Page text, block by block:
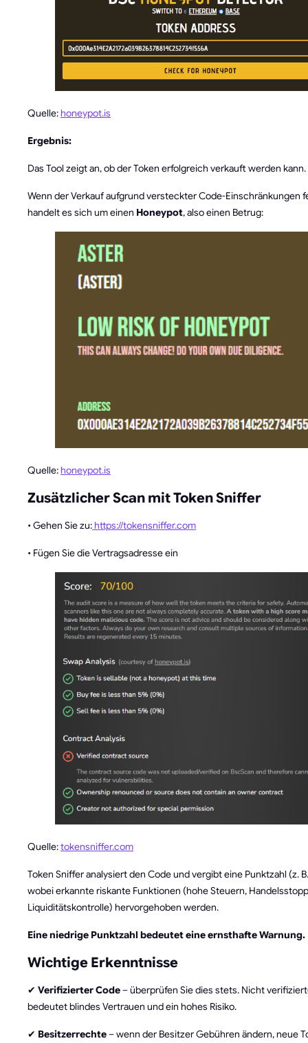
Quelle:honeypot.is
Ergebnis:
Das Tool zeigt an, ob der Token erfolgreich verkauft werden kann.
Wenn der Verkauf aufgrund versteckter Code-Einschränkungen
handelt es sich um einen Honeypot, also einen Betrug:
Quelle:honeypot.is
Zusätzlicher Scan mit Token Sniffer
• Gehen Sie zu:https://tokensniffer.com
• Fügen Sie die Vertragsadresse ein
Quelle:tokensniffer.com
Token Sniffer analysiert den Code und vergibt eine Punktzahl (z.
wobei erkannte riskante Funktionen (hohe Steuern,
Liquiditätskontrolle) hervorgehoben werden.
Eine niedrige Punktzahl bedeutet eine ernsthafte Warnung.
Wichtige Erkenntnisse
✔ Verifizierter Code– überprüfen Sie dies stets. Nicht
bedeutet blindes Vertrauen und ein hohes Risiko.
✔ Besitzerrechte– wenn der Besitzer Gebühren ändern, neue